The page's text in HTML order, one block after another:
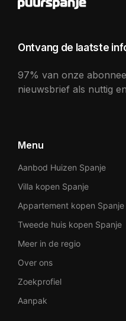
Ontvang de laatste
97% van onze
nieuwsbrief als nuttig
Menu
Aanbod Huizen Spanje
Villa kopen Spanje
Appartement kopen Spanje
Tweede huis kopen Spanje
Meer in de regio
Over ons
Zoekprofiel
Aanpak